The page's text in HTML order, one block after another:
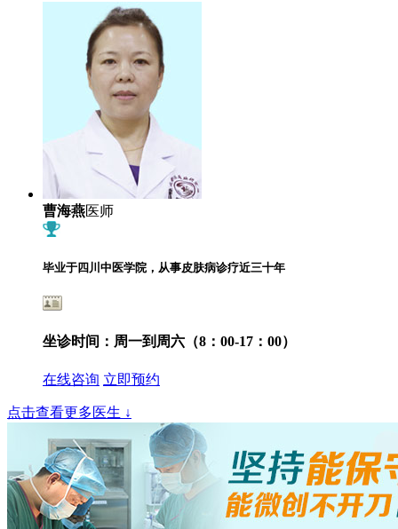
曹海燕医师
毕业于四川中医学院，从事皮肤病诊疗近三十年
坐诊时间： 周一到周六（8：00-17：00）
在线咨询 立即预约
点击查看更多医生 ↓